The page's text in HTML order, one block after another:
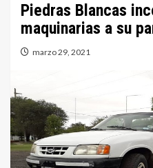
Piedras Blancas
maquinarias a su
marzo 29, 2021